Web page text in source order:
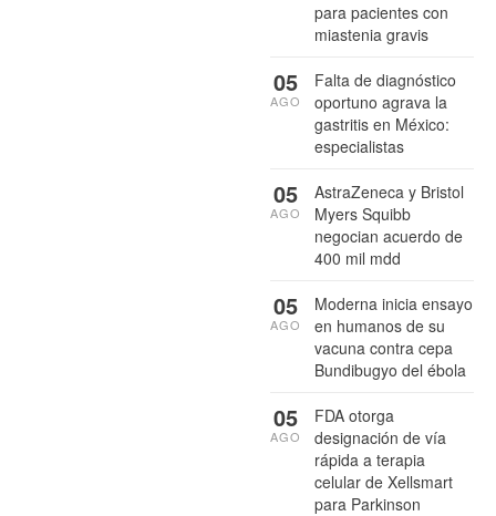
para pacientes con
miastenia gravis
Falta de diagnóstico
oportuno agrava la
gastritis en México:
especialistas
05
AGO
AstraZeneca y Bristol
Myers Squibb
negocian acuerdo de
400 mil mdd
05
AGO
Moderna inicia ensayo
en humanos de su
vacuna contra cepa
Bundibugyo del ébola
05
AGO
FDA otorga
designación de vía
rápida a terapia
celular de Xellsmart
para Parkinson
05
AGO